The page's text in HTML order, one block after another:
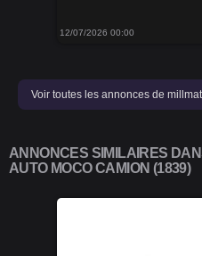
12/07/2026 00:00
Voir toutes les annonces de
ANNONCES SIMILAIRES
AUTO MOCO CAMION (1839)